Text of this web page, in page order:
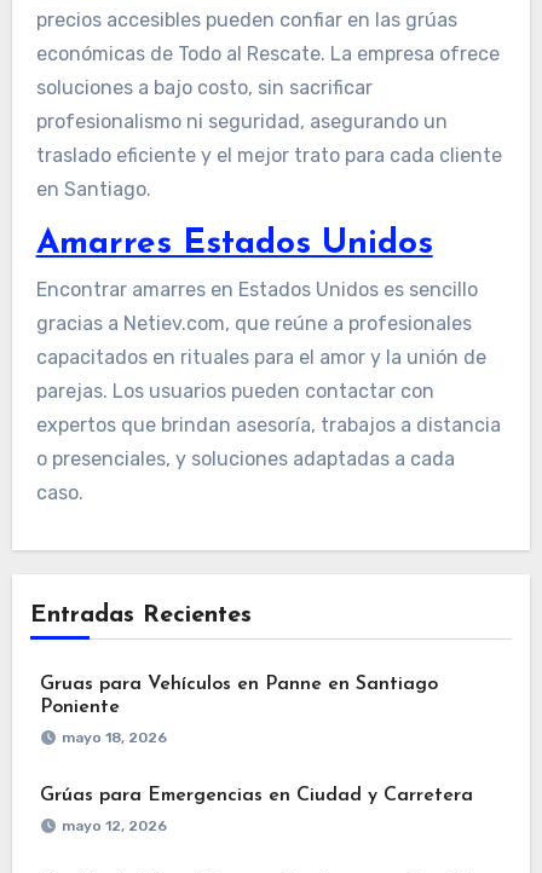
precios accesibles pueden confiar en las grúas
económicas de Todo al Rescate. La empresa ofrece
soluciones a bajo costo, sin sacrificar
profesionalismo ni seguridad, asegurando un
traslado eficiente y el mejor trato para cada cliente
en Santiago.
Amarres Estados Unidos
Encontrar amarres en Estados Unidos es sencillo
gracias a Netiev.com, que reúne a profesionales
capacitados en rituales para el amor y la unión de
parejas. Los usuarios pueden contactar con
expertos que brindan asesoría, trabajos a distancia
o presenciales, y soluciones adaptadas a cada
caso.
Entradas Recientes
Gruas para Vehículos en Panne en Santiago
Poniente
mayo 18, 2026
Grúas para Emergencias en Ciudad y Carretera
mayo 12, 2026